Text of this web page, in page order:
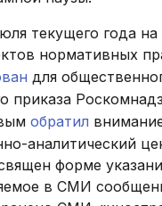
текущего года
нормативных
для
приказа
обратил
аналитический
форме
в СМИ